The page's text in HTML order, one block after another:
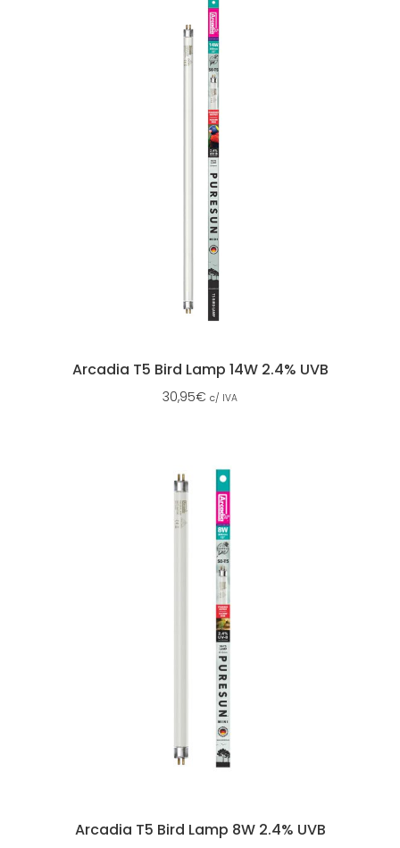
Arcadia T5 Bird Lamp 14W 2.4% UVB
30,95€ c/ IVA
Arcadia T5 Bird Lamp 8W 2.4% UVB